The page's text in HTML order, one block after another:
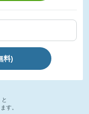
料)
す。